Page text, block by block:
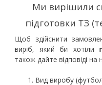
Ми вирішили
підготовки ТЗ
Щоб здійснити
виріб, який би хотіли
також дайте відповіді на
Вид виробу